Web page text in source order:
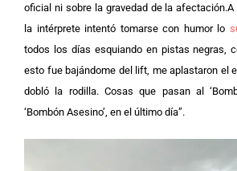
oficial ni sobre la gravedad de la afectación.A
la intérprete intentó tomarse con humor lo
todos los días esquiando en pistas negras,
esto fue bajándome del lift, me aplastaron el
dobló la rodilla. Cosas que pasan al
‘Bombón Asesino’, en el último día”.